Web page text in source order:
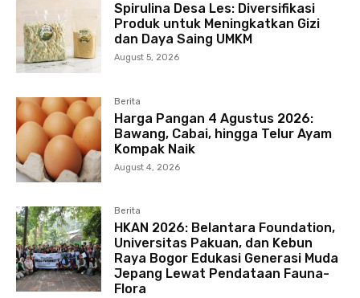
Spirulina Desa Les: Diversifikasi
Produk untuk Meningkatkan Gizi
dan Daya Saing UMKM
August 5, 2026
Berita
Harga Pangan 4 Agustus 2026:
Bawang, Cabai, hingga Telur Ayam
Kompak Naik
August 4, 2026
Berita
HKAN 2026: Belantara Foundation,
Universitas Pakuan, dan Kebun
Raya Bogor Edukasi Generasi Muda
Jepang Lewat Pendataan Fauna-
Flora